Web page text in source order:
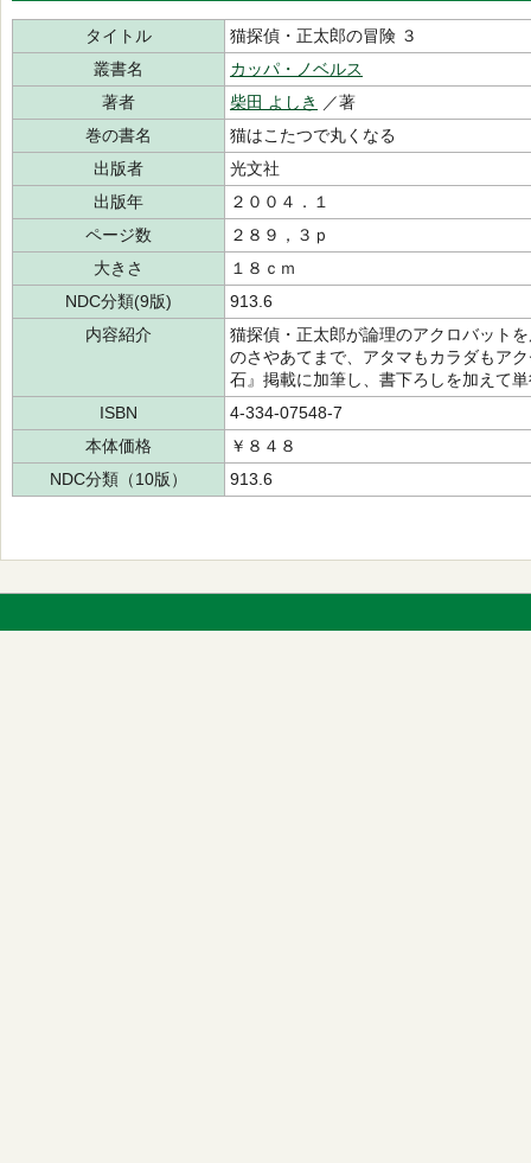
タイトル
猫探偵・正太郎の冒険 ３
叢書名
カッパ・ノベルス
著者
柴田 よしき
／著
巻の書名
猫はこたつで丸くなる
出版者
光文社
出版年
２００４．１
ページ数
２８９，３ｐ
大きさ
１８ｃｍ
NDC分類(9版)
913.6
内容紹介
猫探偵・正太郎が論理のアクロバット
のさやあてまで、アタマもカラダもア
石』掲載に加筆し、書下ろしを加えて
ISBN
4-334-07548-7
本体価格
￥８４８
NDC分類（10版）
913.6